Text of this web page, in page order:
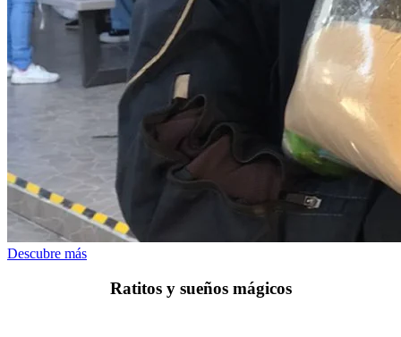
Descubre más
Ratitos y sueños mágicos